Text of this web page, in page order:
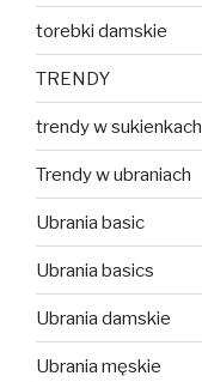
torebki damskie
TRENDY
trendy w sukienkach
Trendy w ubraniach
Ubrania basic
Ubrania basics
Ubrania damskie
Ubrania męskie